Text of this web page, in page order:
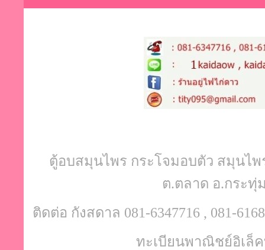
ตู้อบสมุนไพร กระโจมอบตัว สมุนไ
ต.ตลาด อ.กระทุ่
ติดต่อ กังสดาล 081-6347716 , 081-
ทะเบียนพาณิชย์อิเล็ค